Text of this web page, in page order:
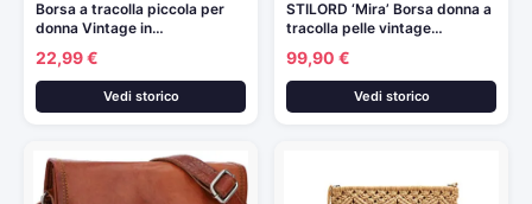
Borsa a tracolla piccola per
donna Vintage in…
22,99 €
Vedi storico
STILORD ‘Mira’ Borsa donna a
tracolla pelle vintage…
99,90 €
Vedi storico